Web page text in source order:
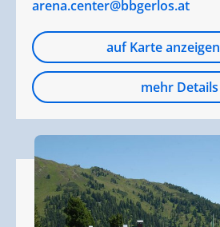
arena.center@bbgerlos.at
auf Karte anzeigen
mehr Details